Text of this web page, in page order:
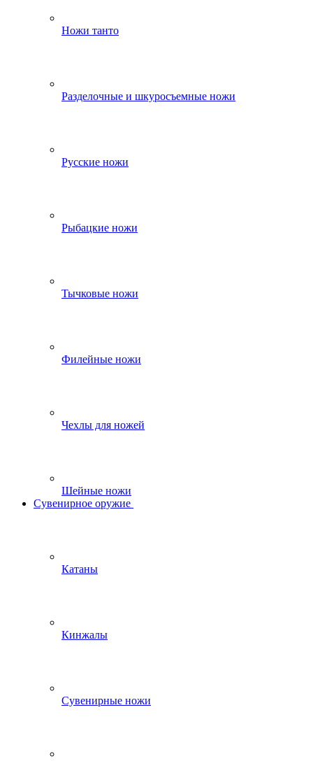
Ножи танто
Разделочные и шкуросъемные ножи
Русские ножи
Рыбацкие ножи
Тычковые ножи
Филейные ножи
Чехлы для ножей
Шейные ножи
Сувенирное оружие
Катаны
Кинжалы
Сувенирные ножи